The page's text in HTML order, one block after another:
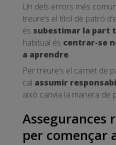
Un dels errors més
treure’s el títol de patró
és subestimar la part
habitual és centrar-se
a aprendre.
Per treure’s el carnet de
cal assumir
això canvia la manera de
Assegurances
per començar